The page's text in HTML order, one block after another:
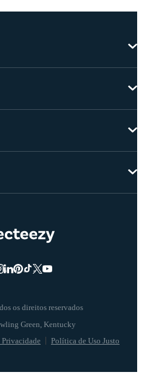
os direitos reservados
Política de Uso Justo